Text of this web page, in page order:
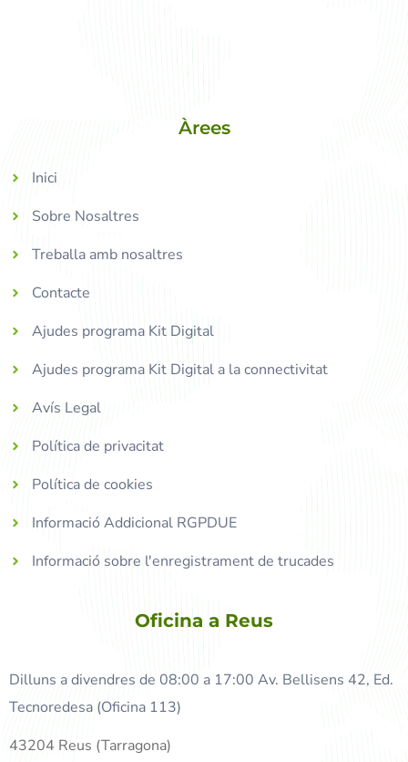
Àrees
Inici
Sobre Nosaltres
Treballa amb nosaltres
Contacte
Ajudes programa Kit Digital
Ajudes programa Kit Digital a la connectivitat
Avís Legal
Política de privacitat
Política de cookies
Informació Addicional RGPDUE
Informació sobre l'enregistrament de trucades
Oficina a Reus
Dilluns a divendres de 08:00 a 17:00 Av. Bellisens 42, Ed.
Tecnoredesa (Oficina 113)
43204 Reus (Tarragona)